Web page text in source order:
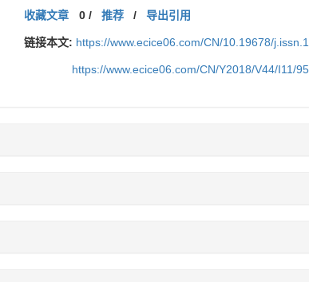
收藏文章 0/ 推荐 /导出引用
链接本文: https://www.ecice06.com/CN/10.19678/
https://www.ecice06.com/CN/Y2018/V44/I11/95